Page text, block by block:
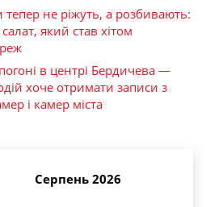
тепер не ріжуть, а розбивають:
салат, який став хітом
в центрі Бердичева —
хоче отримати записи з
і камер міста
Серпень 2026